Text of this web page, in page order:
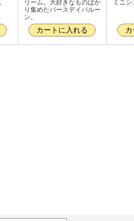
リーム。大好きなものばか
り集めたバースデイバルー
ン。
カートに入れる
ミニシ